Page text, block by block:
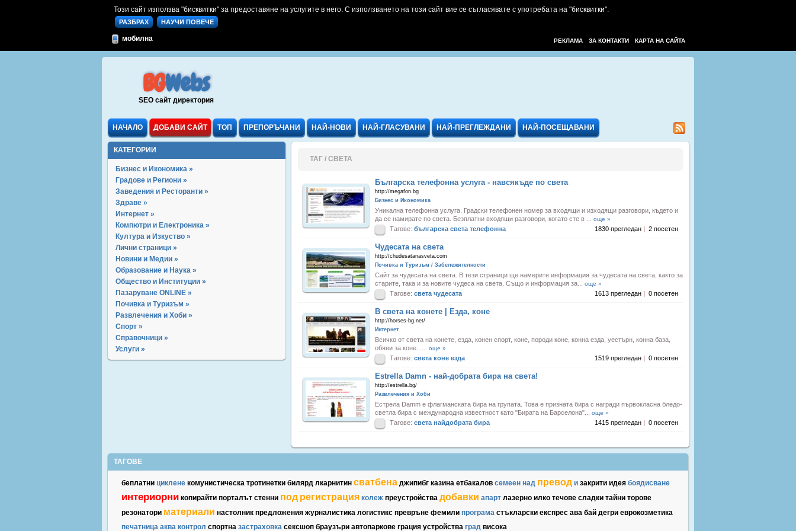
Този сайт използва "бисквитки" за предоставяне на услугите в него. С използването на този сайт вие се съгласявате с употребата на "бисквитки".
РАЗБРАХ НАУЧИ ПОВЕЧЕ
мобилна КАРТА НА САЙТА
ЗА КОНТАКТИ
РЕКЛАМА
BGWebs
SEO сайт директория
НАЧАЛО ДОБАВИ САЙТ ТОП ПРЕПОРЪЧАНИ НАЙ-НОВИ НАЙ-ГЛАСУВАНИ НАЙ-ПРЕГЛЕЖДАНИ НАЙ-ПОСЕЩАВАНИ
КАТЕГОРИИ
Бизнес и Икономика »
Градове и Региони »
Заведения и Ресторанти »
Здраве »
Интернет »
Компютри и Електроника »
Култура и Изкуство »
Лични страници »
Новини и Медии »
Образование и Наука »
Общество и Институции »
Пазаруване ONLINE »
Почивка и Туризъм »
Развлечения и Хоби »
Спорт »
Справочници »
Услуги »
ТАГ / СВЕТА
Българска телефонна услуга - навсякъде по света
http://megafon.bg
Бизнес и Икономика
Уникална телефонна услуга. Градски телефонен номер за входящи и изходящи разговори, където и
да се намирате по света. Безплатни входящи разговори, когато сте в ... още »
Тагове: българска света телефонна 1830 прегледан | 2 посетен
Чудесата на света
http://chudesatanasveta.com
Почивка и Туризъм / Забележителности
Сайт за чудесата на света. В тези страници ще намерите информация за чудесата на света, както за
старите, така и за новите чудеса на света. Също и информация за... още »
Тагове: света чудесата 1613 прегледан | 0 посетен
В света на конете | Езда, коне
http://horses-bg.net/
Интернет
Всичко от света на конете, езда, конен спорт, коне, породи коне, конна езда, уестърн, конна база,
обяви за коне...... още »
Тагове: света коне езда 1519 прегледан | 0 посетен
Estrella Damn - най-добрата бира на света!
http://estrella.bg/
Развлечения и Хоби
Естрела Damm е флагманската бира на групата. Това е призната бира с награди първокласна бледо-
светла бира с международна известност като "Бирата на Барселона"... още »
Тагове: света найдобрата бира 1415 прегледан | 0 посетен
ТАГОВЕ
беплатни циклене комунистическа тротинетки билярд лкарнитин сватбена джипибг казина етбакалов семеен над превод и закрити идея боядисване
интериорни копирайти порталът стенни под регистрация колеж преустройства добавки апарт лазерно илко течове сладки тайни торове
резонатори материали настолник предложения журналистика логистикс превръне фемили прoграма стъкларски експрес ава бай дегри еврокозметика
печатница аква контрол спортна застраховка сексшоп браузъри автопаркове грация устройства град висока